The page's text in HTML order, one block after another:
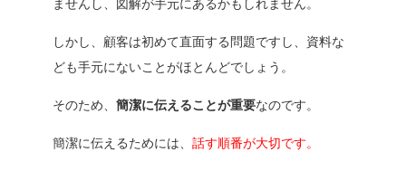
ませんし、図解が手元にあるかもしれません。
しかし、顧客は初めて直面する問題ですし、資料な
ども手元にないことがほとんどでしょう。
そのため、簡潔に伝えることが重要なのです。
簡潔に伝えるためには、話す順番が大切です。